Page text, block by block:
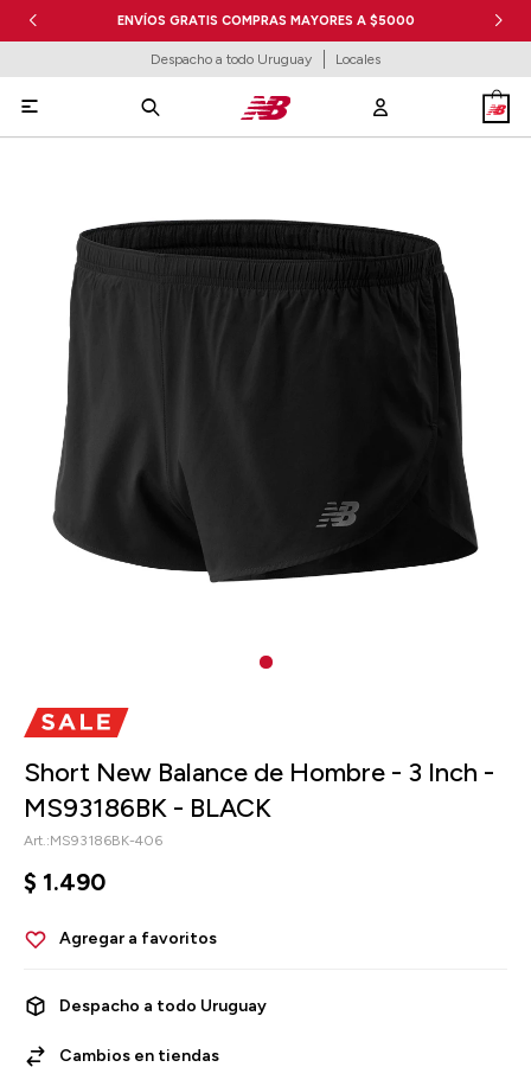
ENVÍOS GRATIS COMPRAS MAYORES A $5000
Despacho a todo Uruguay Locales

Short New Balance de Hombre - 3 Inch -
MS93186BK - BLACK
MS93186BK-406
$ 1.490
Despacho a todo Uruguay
Cambios en tiendas